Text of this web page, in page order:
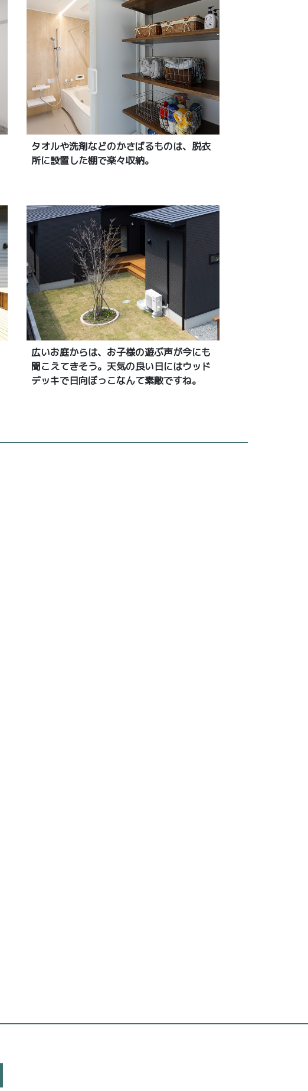
タオルや洗剤などのかさばるものは、脱衣
所に設置した棚で楽々収納。
広いお庭からは、お子様の遊ぶ声が今にも
聞こえてきそう。天気の良い日にはウッド
デッキで日向ぼっこなんて素敵ですね。